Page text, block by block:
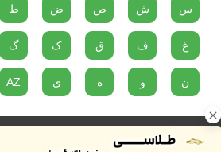
س ش ص ض ط
غ ف ق ک گ
ن و ه ی AZ
دو پناهگاه در مقابل مصیبت های زندگی وجود